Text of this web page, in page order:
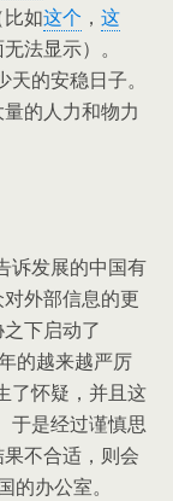
如这个 ， 这
法显示）。
的安稳日子。
的人力和物力
诉发展的中国有
外部信息的更
下启动了
的越来越严厉
了怀疑，并且这
于是经过谨慎思
不合适，则会
办公室。